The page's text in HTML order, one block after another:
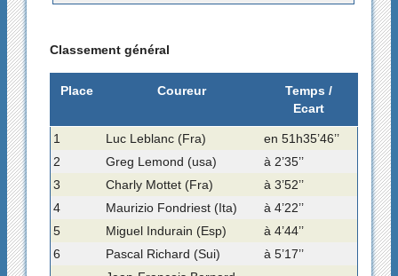
Classement général
Place Coureur
Temps /
Ecart
1 Luc Leblanc (Fra)
en 51h35’46’’
2
Greg Lemond (usa)
à 2’35’’
3
Charly Mottet (Fra)
à 3’52’’
4
Maurizio Fondriest (Ita)
à 4’22’’
5
Miguel Indurain (Esp)
à 4’44’’
6
Pascal Richard (Sui)
à 5’17’’